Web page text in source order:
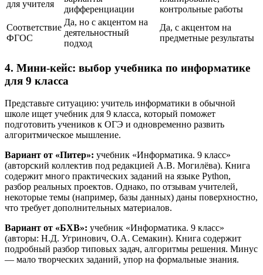
для учителя
дифференциации
контрольные работы
Соответствие
ФГОС
Да, но с акцентом на
деятельностный
подход
Да, с акцентом на
предметные результаты
4. Мини-кейс: выбор учебника по информатике
для 9 класса
Представьте ситуацию: учитель информатики в обычной
школе ищет учебник для 9 класса, который поможет
подготовить учеников к ОГЭ и одновременно развить
алгоритмическое мышление.
Вариант от «Питер»: учебник «Информатика. 9 класс»
(авторский коллектив под редакцией А.В. Могилёва). Книга
содержит много практических заданий на языке Python,
разбор реальных проектов. Однако, по отзывам учителей,
некоторые темы (например, базы данных) даны поверхностно,
что требует дополнительных материалов.
Вариант от «БХВ»: учебник «Информатика. 9 класс»
(авторы: Н.Д. Угринович, О.А. Семакин). Книга содержит
подробный разбор типовых задач, алгоритмы решения. Минус
— мало творческих заданий, упор на формальные знания.